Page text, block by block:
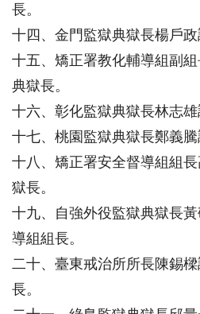
長。
十四、金門監獄典獄長楊戶政
十五、矯正署教化輔導組副
典獄長。
十六、彰化監獄典獄長林志雄
十七、桃園監獄典獄長鄭義騰
十八、矯正署安全督導組組
獄長。
十九、自強外役監獄典獄長
導組組長。
二十、臺東戒治所所長陳錫
長。